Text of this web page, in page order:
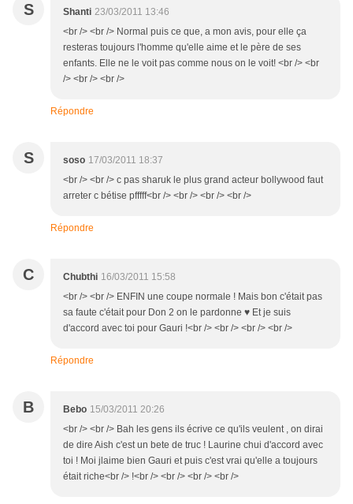
S Shanti 23/03/2011 13:46
<br /> <br /> Normal puis ce que, a mon avis, pour elle ça
resteras toujours l'homme qu'elle aime et le père de ses
enfants. Elle ne le voit pas comme nous on le voit! <br /> <br
/> <br /> <br />
Répondre
S soso 17/03/2011 18:37
<br /> <br /> c pas sharuk le plus grand acteur bollywood faut
arreter c bétise pfffff<br /> <br /> <br /> <br />
Répondre
C Chubthi 16/03/2011 15:58
<br /> <br /> ENFIN une coupe normale ! Mais bon c'était pas
sa faute c'était pour Don 2 on le pardonne ♥ Et je suis
d'accord avec toi pour Gauri !<br /> <br /> <br /> <br />
Répondre
B Bebo 15/03/2011 20:26
<br /> <br /> Bah les gens ils écrive ce qu'ils veulent , on dirai
de dire Aish c'est un bete de truc ! Laurine chui d'accord avec
toi ! Moi jlaime bien Gauri et puis c'est vrai qu'elle a toujours
était riche<br /> !<br /> <br /> <br /> <br />